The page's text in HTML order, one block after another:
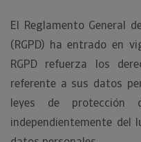
El Reglamento General
(RGPD) ha entrado en
RGPD refuerza los
referente a sus datos
leyes de
independientemente del